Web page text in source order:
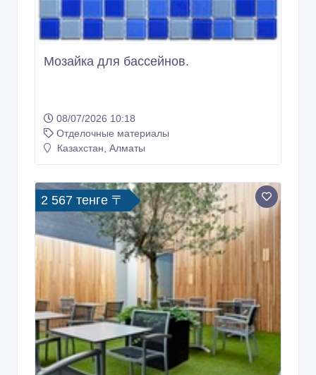
Мозайка для бассейнов.
08/07/2026 10:18
Отделочные материалы
Казахстан, Алматы
2 567 тенге 〒